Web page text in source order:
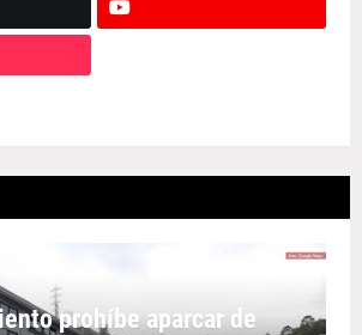
prohíbe aparcar de